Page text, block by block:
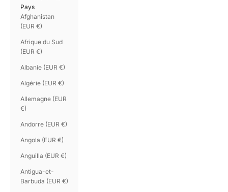
Pays
Afghanistan
(EUR €)
Afrique du Sud
(EUR €)
Albanie (EUR €)
Algérie (EUR €)
Allemagne (EUR
€)
Andorre (EUR €)
Angola (EUR €)
Anguilla (EUR €)
Antigua-et-
Barbuda (EUR €)